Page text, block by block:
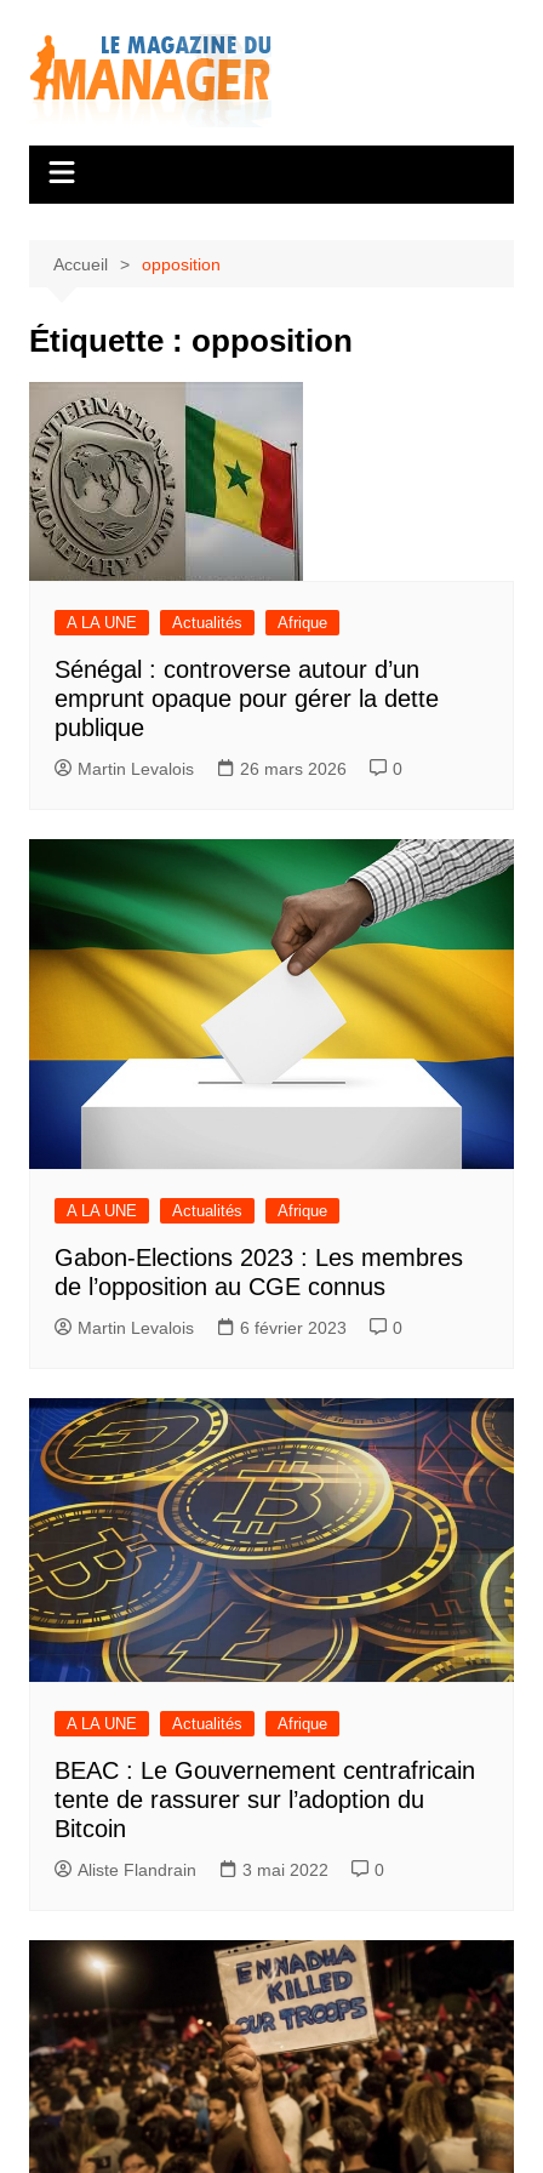
contenu
Accueil opposition
Étiquette : opposition
A LA UNE Actualités Afrique
Sénégal : controverse autour d’un
emprunt opaque pour gérer la dette
publique
Martin Levalois 26 mars 2026 0
A LA UNE Actualités Afrique
Gabon-Elections 2023 : Les membres
de l’opposition au CGE connus
Martin Levalois 6 février 2023 0
A LA UNE Actualités Afrique
BEAC : Le Gouvernement centrafricain
tente de rassurer sur l’adoption du
Bitcoin
Aliste Flandrain 3 mai 2022 0